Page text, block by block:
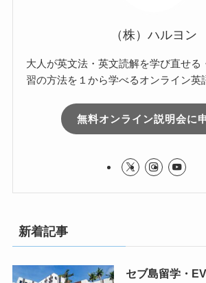
（株）ハルヨン
大人が英文法・英文読解を学び直せる
習の方法を１から学べるオンライン英
無料オンライン説明会に
新着記事
セブ島留学・